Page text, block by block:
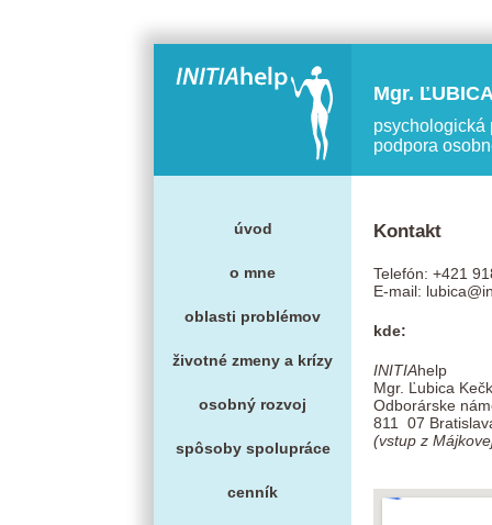
Mgr.
psychologická
podpora
úvod
o mne
oblasti problémov
životné zmeny a krízy
osobný rozvoj
spôsoby spolupráce
cenník
Kontakt
Telefón: +421
E-mail:
kde:
INITIAhelp
Mgr. Ľubica
Odborárske
811 07
(vstup z